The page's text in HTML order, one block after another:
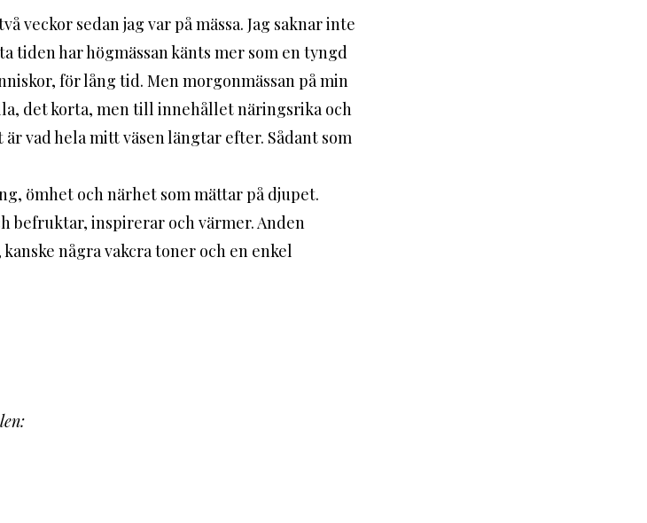
tiden har högmässan känts mer som en tyngd
för lång tid. Men morgonmässan på min
det korta, men till innehållet näringsrika och
vad hela mitt väsen längtar efter. Sådant som
befruktar, inspirerar och värmer. Anden
några vakcra toner och en enkel